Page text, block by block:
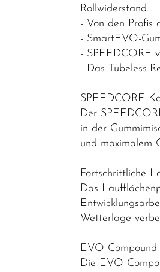
JugendfahrräderRollwiderstand.
- Von den Profis
- SmartEVO-
- SPEEDCORE
- Das Tubeless-
SPEEDCORE
Der
in der
und maximalem
Fortschrittliche
Das
Wetterlage
EVO
Die EVO